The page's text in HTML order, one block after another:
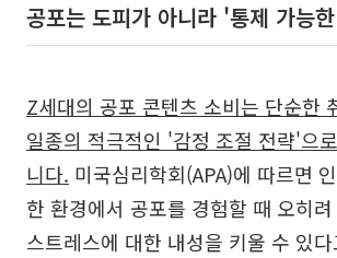
공포는 도피가 아니라 '통제 가능
Z세대의 공포 콘텐츠 소비는 단순한
일종의 적극적인 '감정 조절 전략'으
니다. 미국심리학회(APA)에 따르면
한 환경에서 공포를 경험할 때 오히
스트레스에 대한 내성을 키울 수 있